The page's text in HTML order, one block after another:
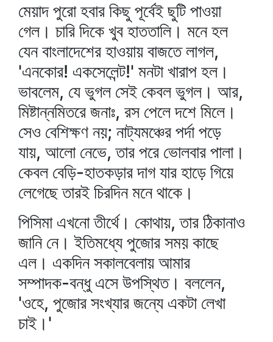
মেয়াদ পুরো হবার কিছু পূর্বেই ছুটি পাওয়া
গেল। চারি দিকে খুব হাততালি। মনে হল
যেন বাংলাদেশের হাওয়ায় বাজতে লাগল,
'এনকোর! একসেলেন্ট!' মনটা খারাপ হল।
ভাবলেম, যে ভুগল সেই কেবল ভুগল। আর,
মিষ্টান্নমিতরে জনাঃ, রস পেলে দশে মিলে।
সেও বেশিক্ষণ নয়; নাট্যমঞ্চের পর্দা পড়ে
যায়, আলো নেভে, তার পরে ভোলবার পালা।
কেবল বেড়ি-হাতকড়ার দাগ যার হাড়ে গিয়ে
লেগেছে তারই চিরদিন মনে থাকে।
পিসিমা এখনো তীর্থে। কোথায়, তার ঠিকানাও
জানি নে। ইতিমধ্যে পুজোর সময় কাছে
এল। একদিন সকালবেলায় আমার
সম্পাদক-বন্ধু এসে উপস্থিত। বললেন,
'ওহে, পুজোর সংখ্যার জন্যে একটা লেখা
চাই।'